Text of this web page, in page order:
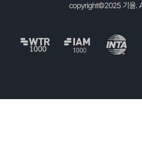
copyright©2025 기율.